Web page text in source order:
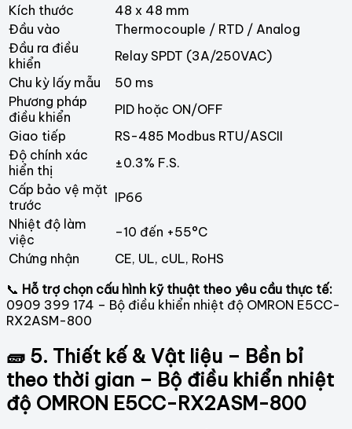
Kích thước
48 x 48 mm
Đầu vào
Thermocouple / RTD / Analog
Đầu ra điều
khiển
Relay SPDT (3A/250VAC)
Chu kỳ lấy mẫu
50 ms
Phương pháp
điều khiển
PID hoặc ON/OFF
Giao tiếp
RS-485 Modbus RTU/ASCII
Độ chính xác
hiển thị
±0.3% F.S.
Cấp bảo vệ mặt
trước
IP66
Nhiệt độ làm
việc
–10 đến +55°C
Chứng nhận
CE, UL, cUL, RoHS
📞 Hỗ trợ chọn cấu hình kỹ thuật theo yêu cầu thực tế:
0909 399 174 – Bộ điều khiển nhiệt độ OMRON E5CC-
RX2ASM-800
🧱 5. Thiết kế & Vật liệu – Bền bỉ
theo thời gian – Bộ điều khiển nhiệt
độ OMRON E5CC-RX2ASM-800